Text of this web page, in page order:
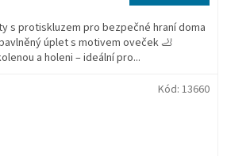
s protiskluzem pro bezpečné hraní doma
úplet s motivem oveček 🦶
a holeni – ideální pro...
Kód: 13660